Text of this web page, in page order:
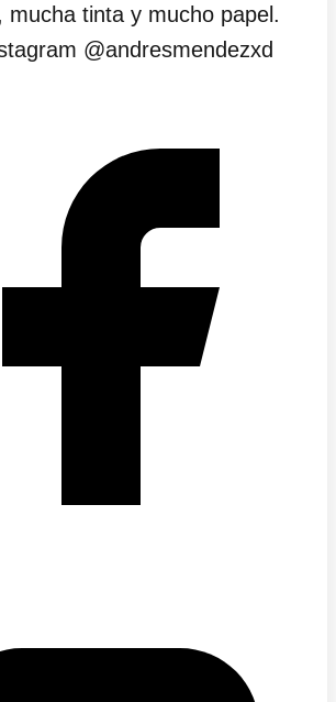
mucha tinta y mucho papel.
@andresmendezxd